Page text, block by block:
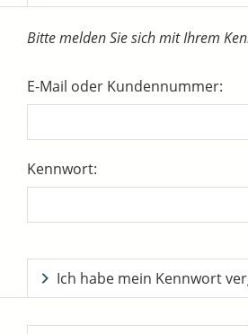
Bitte melden Sie sich mit Ihrem
E-Mail oder Kundennummer:
Kennwort:
Ich habe mein Kennwort